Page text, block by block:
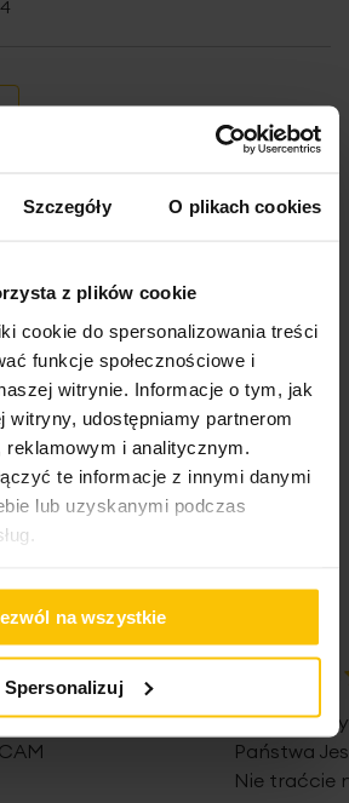
Szczegóły O plikach cookies
z plików cookie
cookie do spersonalizowania treści
funkcje społecznościowe i
witrynie. Informacje o tym, jak
witryny, udostępniamy partnerom
reklamowym i analitycznym.
te informacje z innymi danymi
lub uzyskanymi podczas
na wszystkie
Spersonalizuj
Cię zainteresować
zakupem
5%
opinii. Zobacz niektóre opinie
SZYBKA
Nie
Państwa
Nie traćcie